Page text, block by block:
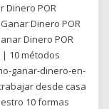
Dinero POR
Dinero POR
Dinero POR
10 métodos
ganar-dinero-en-
desde casa
10 formas